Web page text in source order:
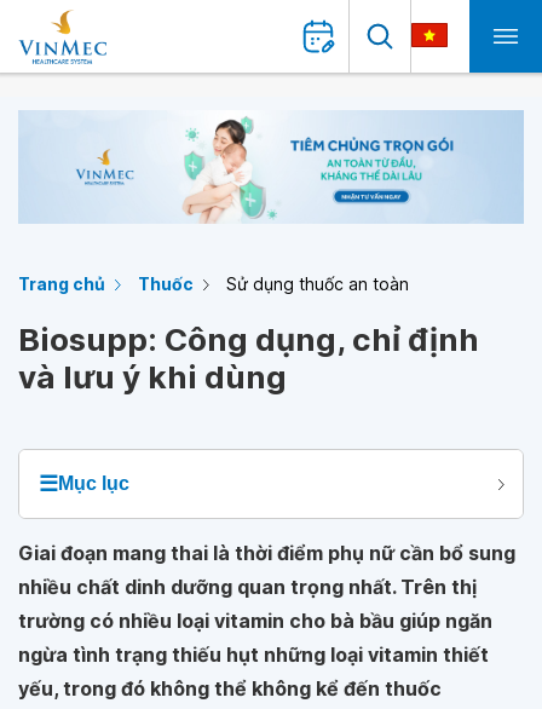
Trang chủ Thuốc Sử dụng thuốc an toàn
Biosupp: Công dụng, chỉ định
và lưu ý khi dùng
☰Mục lục
Giai đoạn mang thai là thời điểm phụ nữ cần bổ sung
nhiều chất dinh dưỡng quan trọng nhất. Trên thị
trường có nhiều loại vitamin cho bà bầu giúp ngăn
ngừa tình trạng thiếu hụt những loại vitamin thiết
yếu, trong đó không thể không kể đến thuốc